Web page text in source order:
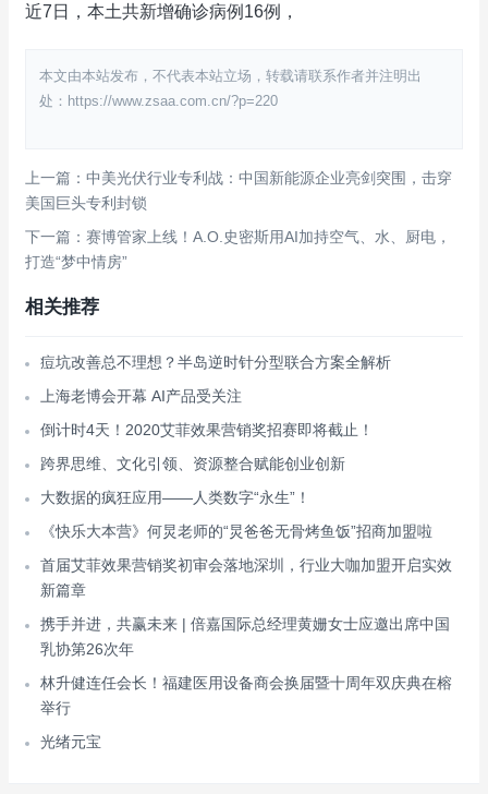
近7日，本土共新增确诊病例16例，
本文由本站发布，不代表本站立场，转载请联系作者并注明出
处：https://www.zsaa.com.cn/?p=220
上一篇：中美光伏行业专利战：中国新能源企业亮剑突围，击穿
美国巨头专利封锁
下一篇：赛博管家上线！A.O.史密斯用AI加持空气、水、厨电，
打造“梦中情房”
相关推荐
痘坑改善总不理想？半岛逆时针分型联合方案全解析
上海老博会开幕 AI产品受关注
倒计时4天！2020艾菲效果营销奖招赛即将截止！
跨界思维、文化引领、资源整合赋能创业创新
大数据的疯狂应用——人类数字“永生”！
《快乐大本营》何炅老师的“炅爸爸无骨烤鱼饭”招商加盟啦
首届艾菲效果营销奖初审会落地深圳，行业大咖加盟开启实效
新篇章
携手并进，共赢未来 | 倍嘉国际总经理黄姗女士应邀出席中国
乳协第26次年
林升健连任会长！福建医用设备商会换届暨十周年双庆典在榕
举行
光绪元宝